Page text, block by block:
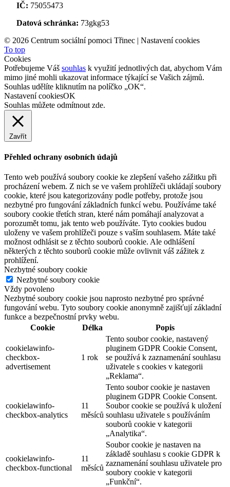
IČ: 75055473
Datová schránka: 73gkg53
© 2026 Centrum sociální pomoci Třinec | Nastavení cookies
To top
Cookies
Potřebujeme Váš souhlas k využití jednotlivých dat, abychom Vám
mimo jiné mohli ukazovat informace týkající se Vašich zájmů.
Souhlas udělíte kliknutím na políčko „OK“.
Nastavení cookiesOK
Souhlas můžete odmítnout zde.
Zavřít
Přehled ochrany osobních údajů
Tento web používá soubory cookie ke zlepšení vašeho zážitku při
procházení webem. Z nich se ve vašem prohlížeči ukládají soubory
cookie, které jsou kategorizovány podle potřeby, protože jsou
nezbytné pro fungování základních funkcí webu. Používáme také
soubory cookie třetích stran, které nám pomáhají analyzovat a
porozumět tomu, jak tento web používáte. Tyto cookies budou
uloženy ve vašem prohlížeči pouze s vaším souhlasem. Máte také
možnost odhlásit se z těchto souborů cookie. Ale odhlášení
některých z těchto souborů cookie může ovlivnit váš zážitek z
prohlížení.
Nezbytné soubory cookie
Nezbytné soubory cookie
Vždy povoleno
Nezbytné soubory cookie jsou naprosto nezbytné pro správné
fungování webu. Tyto soubory cookie anonymně zajišťují základní
funkce a bezpečnostní prvky webu.
Cookie
Délka Popis
cookielawinfo-
checkbox-
advertisement
1 rok
Tento soubor cookie, nastavený
pluginem GDPR Cookie Consent,
se používá k zaznamenání souhlasu
uživatele s cookies v kategorii
„Reklama“.
cookielawinfo-
checkbox-analytics
11
měsíců
Tento soubor cookie je nastaven
pluginem GDPR Cookie Consent.
Soubor cookie se používá k uložení
souhlasu uživatele s používáním
souborů cookie v kategorii
„Analytika“.
cookielawinfo-
checkbox-functional
11
měsíců
Soubor cookie je nastaven na
základě souhlasu s cookie GDPR k
zaznamenání souhlasu uživatele pro
soubory cookie v kategorii
„Funkční“.